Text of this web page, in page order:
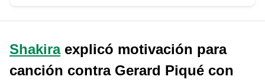
Shakiraexplicó motivación para
canción contra Gerard Piqué con